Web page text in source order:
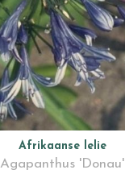
Afrikaanse lelie
Agapanthus 'Donau'